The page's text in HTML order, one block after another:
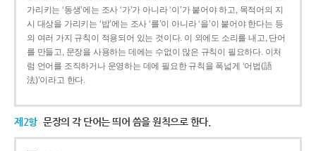
가리키는 ‘동생’에는 조사 ‘가’가 아니라 ‘이’가 붙어야 하고, 목적어의 지
시 대상을 가리키는 ‘밥’에는 조사 ‘를’이 아니라 ‘을’이 붙어야 한다는 등
의 여러 가지 규칙이 적용되어 있는 것이다. 이 외에도 소리를 내고, 단어
를 만들고, 문장을 사용하는 데에는 수없이 많은 규칙이 필요하다. 이처
럼 언어를 조직하거나 운영하는 데에 필요한 규칙을 폭넓게 ‘어법(語
法)’이라고 한다.
제2항 문장의 각 단어는 띄어 씀을 원칙으로 한다.